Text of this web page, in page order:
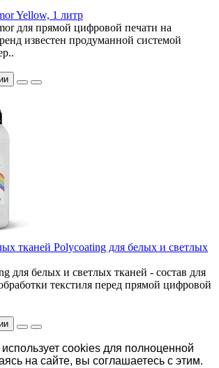
Yellow, 1 литр
для прямой цифровой печати на
известен продуманной системой
тканей Polycoating для белых и светлых
для белых и светлых тканей - состав для
текстиля перед прямой цифровой
cookies для полноценной
на сайте, вы соглашаетесь с этим.